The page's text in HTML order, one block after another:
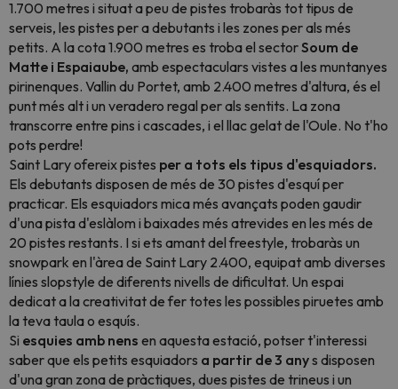
1.700 metres i situat a peu de pistes trobaràs tot tipus de
serveis, les pistes per a debutants i les zones per als més
petits. A la cota 1.900 metres es troba el sectorSoum de
Matte i Espaiaube, amb espectaculars vistes a les muntanyes
pirinenques. Vallin du Portet, amb 2.400 metres d'altura, és el
punt més alt i un veradero regal per als sentits. La zona
transcorre entre pins i cascades, i el llac gelat de l'Oule. No t'ho
pots perdre!
Saint Lary ofereix pistes per a tots els tipus d'esquiadors.
Els debutants disposen de més de 30 pistes d'esquí per
practicar. Els esquiadors mica més avançats poden gaudir
d'una pista d'eslàlom i baixades més atrevides en les més de
20 pistes restants. I si ets amant del freestyle, trobaràs un
snowpark en l'àrea de Saint Lary 2.400, equipat amb diverses
línies slopstyle de diferents nivells de dificultat. Un espai
dedicat a la creativitat de fer totes les possibles piruetes amb
la teva taula o esquís.
Si esquies amb nens en aquesta estació, potser t'interessi
saber que els petits esquiadors a partir de 3 anys disposen
d'una gran zona de pràctiques, dues pistes de trineus i un